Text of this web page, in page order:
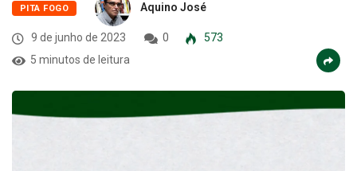
PITA FOGO Aquino José
9 de junho de 2023 0
573
5 minutos de leitura